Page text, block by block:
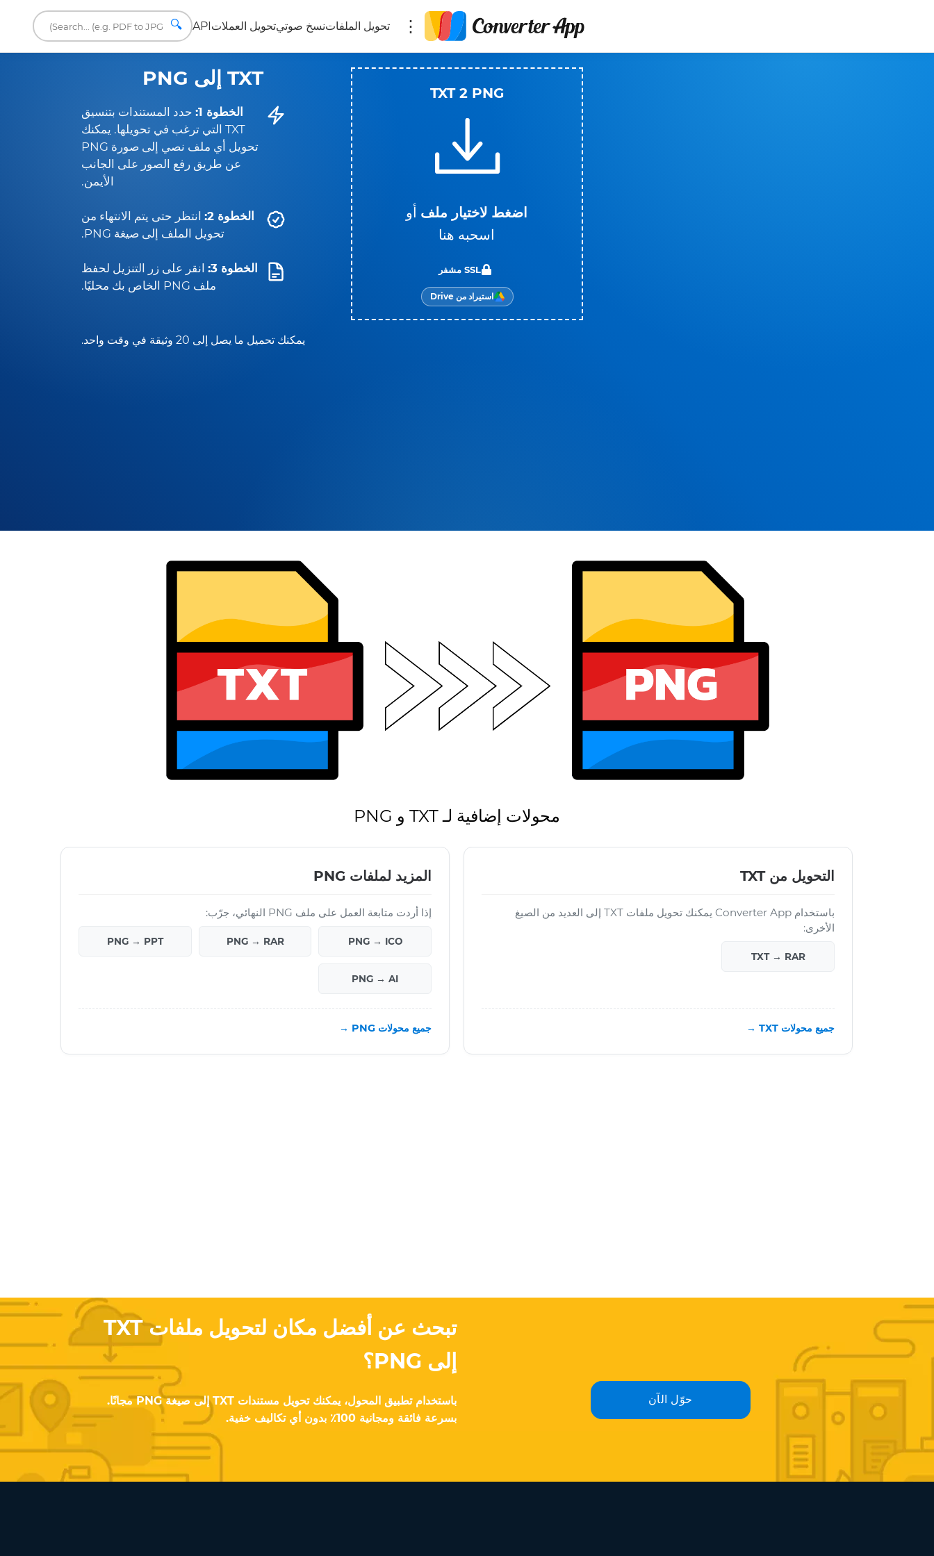
تحويل الملفاتنسخ صوتيتحويل العملاتAPI
🔍
TXT إلى PNG
الخطوة 1:
حدد المستندات بتنسيق
TXT التي ترغب في تحويلها. يمكنك
تحويل أي ملف نصي إلى صورة PNG
عن طريق رفع الصور على الجانب
الأيمن.
الخطوة 2:
انتظر حتى يتم الانتهاء من
تحويل الملف إلى صيغة PNG.
الخطوة 3:
انقر على زر التنزيل لحفظ
ملف PNG الخاص بك محليًا.
يمكنك تحميل ما يصل إلى 20 وثيقة في وقت واحد.
TXT 2 PNG
اضغط لاختيار ملف أو
اسحبه هنا
SSL مشفر
استيراد من Drive
محولات إضافية لـ TXT و PNG
التحويل من TXT
باستخدام Converter App يمكنك تحويل ملفات TXT إلى العديد من الصيغ
الأخرى:
TXT → RAR
جميع محولات TXT →
المزيد لملفات PNG
إذا أردت متابعة العمل على ملف PNG النهائي، جرّب:
PNG → ICO
PNG → RAR
PNG → PPT
PNG → AI
جميع محولات PNG →
تبحث عن أفضل مكان لتحويل ملفات TXT
إلى PNG؟
باستخدام تطبيق المحول، يمكنك تحويل مستندات TXT إلى صيغة PNG مجانًا.
بسرعة فائقة ومجانية 100٪ بدون أي تكاليف خفية.
حوّل الآن